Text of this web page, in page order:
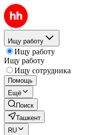
Ищу работу
Ищу работу
Ищу работу
Ищу сотрудника
Помощь
Ещё
Поиск
Ташкент
RU